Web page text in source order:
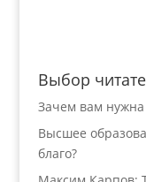
Выбор
Зачем вам нужна
Высшее
благо?